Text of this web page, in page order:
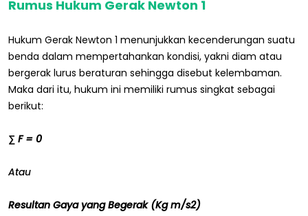
Rumus Hukum Gerak Newton 1
Hukum Gerak Newton 1 menunjukkan kecenderungan suatu
benda dalam mempertahankan kondisi, yakni diam atau
bergerak lurus beraturan sehingga disebut kelembaman.
Maka dari itu, hukum ini memiliki rumus singkat sebagai
berikut:
∑ F = 0
Atau
Resultan Gaya yang Begerak (Kg m/s2)